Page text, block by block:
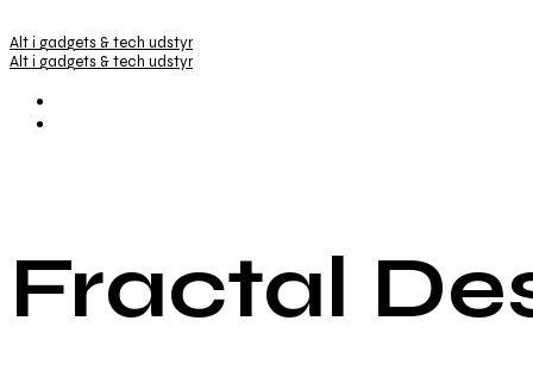
Alt i gadgets & tech udstyr
Alt i gadgets & tech udstyr
Fractal